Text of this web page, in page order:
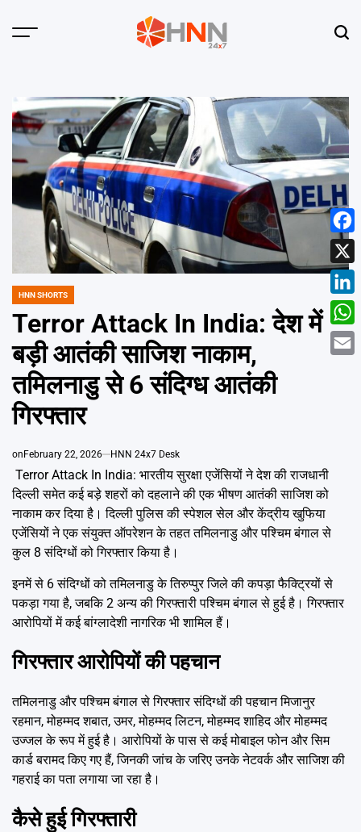
Menu
POSTED
HNN SHORTS
Terror Attack In India: देश में
बड़ी आतंकी साजिश नाकाम,
तमिलनाडु से 6 संदिग्ध आतंकी
गिरफ्तार
onFebruary 22, 2026 HNN 24x7 Desk
Terror Attack In India: भारतीय सुरक्षा एजेंसियों ने देश की राजधानी
दिल्ली समेत कई बड़े शहरों को दहलाने की एक भीषण आतंकी साजिश को
नाकाम कर दिया है। दिल्ली पुलिस की स्पेशल सेल और केंद्रीय खुफिया
एजेंसियों ने एक संयुक्त ऑपरेशन के तहत तमिलनाडु और पश्चिम बंगाल से
कुल 8 संदिग्धों को गिरफ्तार किया है।
इनमें से 6 संदिग्धों को तमिलनाडु के तिरुप्पुर जिले की कपड़ा फैक्ट्रियों से
पकड़ा गया है, जबकि 2 अन्य की गिरफ्तारी पश्चिम बंगाल से हुई है। गिरफ्तार
आरोपियों में कई बांग्लादेशी नागरिक भी शामिल हैं।
गिरफ्तार आरोपियों की पहचान
तमिलनाडु और पश्चिम बंगाल से गिरफ्तार संदिग्धों की पहचान मिजानुर
रहमान, मोहम्मद शबात, उमर, मोहम्मद लिटन, मोहम्मद शाहिद और मोहम्मद
उज्जल के रूप में हुई है। आरोपियों के पास से कई मोबाइल फोन और सिम
कार्ड बरामद किए गए हैं, जिनकी जांच के जरिए उनके नेटवर्क और साजिश की
गहराई का पता लगाया जा रहा है।
कैसे हुई गिरफ्तारी
X